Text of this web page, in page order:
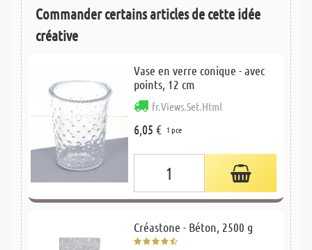
Commander certains articles de cette idée
créative
Vase en verre conique - avec
points, 12 cm
fr.Views.Set.Html
6,05 € 1 pce
Créastone - Béton, 2500 g